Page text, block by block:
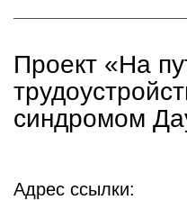
Проект «На
синдромом
Адрес ссылки: